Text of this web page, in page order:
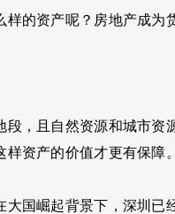
的资产呢？房地产成为
，且自然资源和城市资
资产的价值才更有保障。
国崛起背景下，深圳已